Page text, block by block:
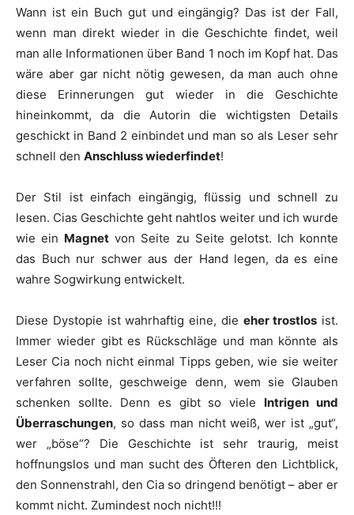
Wann ist ein Buch gut und eingängig? Das ist der Fall,
wenn man direkt wieder in die Geschichte findet, weil
man alle Informationen über Band 1 noch im Kopf hat. Das
wäre aber gar nicht nötig gewesen, da man auch ohne
diese Erinnerungen gut wieder in die Geschichte
hineinkommt, da die Autorin die wichtigsten Details
geschickt in Band 2 einbindet und man so als Leser sehr
schnell den Anschluss wiederfindet!
Der Stil ist einfach eingängig, flüssig und schnell zu
lesen. Cias Geschichte geht nahtlos weiter und ich wurde
wie ein Magnet von Seite zu Seite gelotst. Ich konnte
das Buch nur schwer aus der Hand legen, da es eine
wahre Sogwirkung entwickelt.
Diese Dystopie ist wahrhaftig eine, die eher trostlos ist.
Immer wieder gibt es Rückschläge und man könnte als
Leser Cia noch nicht einmal Tipps geben, wie sie weiter
verfahren sollte, geschweige denn, wem sie Glauben
schenken sollte. Denn es gibt so viele Intrigen und
Überraschungen, so dass man nicht weiß, wer ist „gut“,
wer „böse“? Die Geschichte ist sehr traurig, meist
hoffnungslos und man sucht des Öfteren den Lichtblick,
den Sonnenstrahl, den Cia so dringend benötigt – aber er
kommt nicht. Zumindest noch nicht!!!